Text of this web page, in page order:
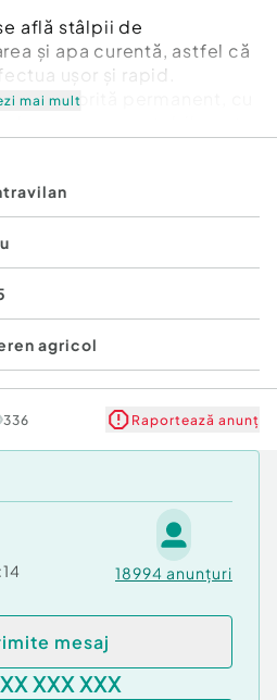
află stâlpii de
și apa curentă, astfel că
ușor și rapid.
însorită permanent, cu
vă așteptăm cu drag la
mai mult
agricol
336 Raportează anunț
18994 anunțuri
mesaj
XXX XXX